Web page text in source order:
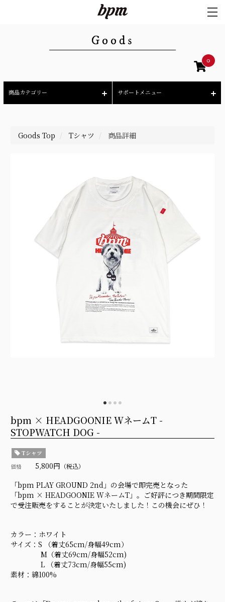
Goods
0
商品カテゴリー サポートメニュー
Goods Top Tシャツ 商品詳細
bpm × HEADGOONIE WネームT -
STOPWATCH DOG -
Tシャツ
価格 5,800円 （税込）
「bpm PLAY GROUND 2nd」の会場で即完売となった
「bpm × HEADGOONIE WネームT」。ご好評につき期間限定
で受注販売をすることが決定いたしました！この機会にぜひ！
カラー：ホワイト
サイズ：S （着丈65cm/身幅49cm）
M（着丈69cm/身幅52cm)
L （着丈73cm/身幅55cm)
素材：綿100%